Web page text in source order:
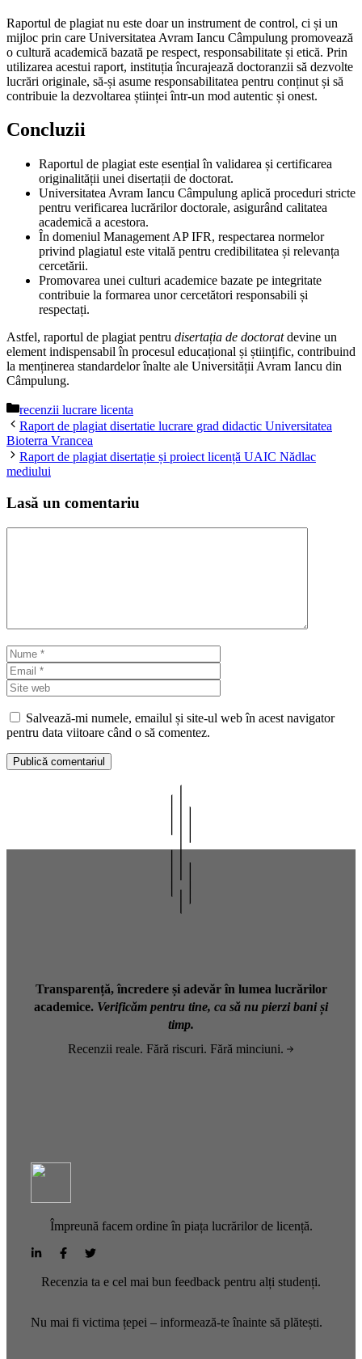
Raportul de plagiat nu este doar un instrument de control, ci și un
mijloc prin care Universitatea Avram Iancu Câmpulung promovează
o cultură academică bazată pe respect, responsabilitate și etică. Prin
utilizarea acestui raport, instituția încurajează doctoranzii să dezvolte
lucrări originale, să-și asume responsabilitatea pentru conținut și să
contribuie la dezvoltarea științei într-un mod autentic și onest.
Concluzii
Raportul de plagiat este esențial în validarea și certificarea
originalității unei disertații de doctorat.
Universitatea Avram Iancu Câmpulung aplică proceduri stricte
pentru verificarea lucrărilor doctorale, asigurând calitatea
academică a acestora.
În domeniul Management AP IFR, respectarea normelor
privind plagiatul este vitală pentru credibilitatea și relevanța
cercetării.
Promovarea unei culturi academice bazate pe integritate
contribuie la formarea unor cercetători responsabili și
respectați.
Astfel, raportul de plagiat pentru disertația de doctoratdevine un
element indispensabil în procesul educațional și științific, contribuind
la menținerea standardelor înalte ale Universității Avram Iancu din
Câmpulung.
Categorii
recenzii lucrare licenta
Raport de plagiat disertatie lucrare grad didactic Universitatea
Bioterra Vrancea
Raport de plagiat disertație și proiect licență UAIC Nădlac
mediului
Lasă un comentariu
Nume
web
Salvează-mi numele, emailul și site-ul web în acest navigator
pentru data viitoare când o să comentez.
Transparență, încredere și adevăr în lumea lucrărilor
academice. Verificăm pentru tine, ca să nu pierzi bani și
timp.
Recenzii reale. Fără riscuri. Fără minciuni.
Împreună facem ordine în piața lucrărilor de licență.
Recenzia ta e cel mai bun feedback pentru alți studenți.
Nu mai fi victima țepei – informează-te înainte să plătești.